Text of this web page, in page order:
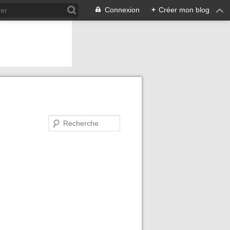
Connexion + Créer mon blog